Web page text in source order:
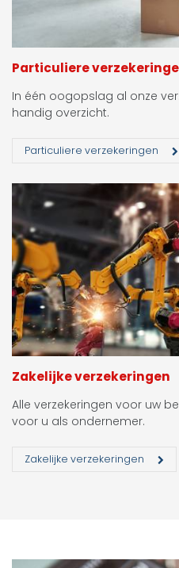
Particuliere
In één oogopslag al onze
handig overzicht.
Particuliere verzekeringen
Zakelijke verzekeringen
Alle verzekeringen voor uw
voor u als ondernemer.
Zakelijke verzekeringen